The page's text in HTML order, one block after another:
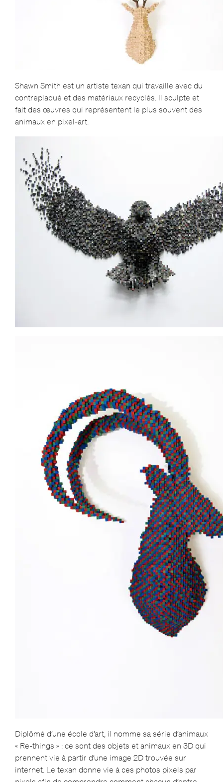
Shawn Smith est un artiste texan qui travaille avec du
contreplaqué et des matériaux recyclés. Il sculpte et
fait des œuvres qui représentent le plus souvent des
animaux en pixel-art.
Diplômé d’une école d’art, il nomme sa série d’animaux
« Re-things » : ce sont des objets et animaux en 3D qui
prennent vie à partir d’une image 2D trouvée sur
internet. Le texan donne vie à ces photos pixels par